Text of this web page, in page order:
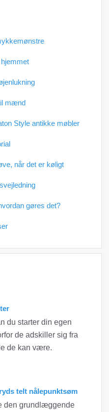
mænd
Style antikke møbler
når det er køligt
gøres det?
du starter din egen
de adskiller sig fra
de kan være.
telt nålepunktsøm
den grundlæggende